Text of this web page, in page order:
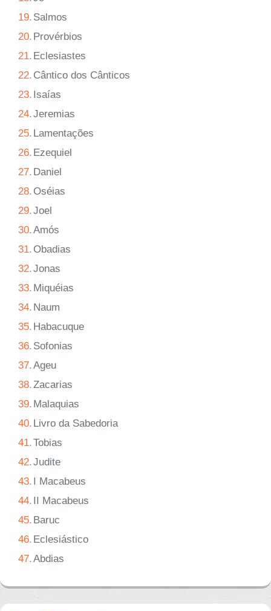
19. Salmos
20. Provérbios
21. Eclesiastes
22. Cântico dos Cânticos
23. Isaías
24.Jeremias
25. Lamentações
26. Ezequiel
27. Daniel
28. Oséias
29.Joel
30.Amós
31. Obadias
32.Jonas
33. Miquéias
34. Naum
35. Habacuque
36. Sofonias
37.Ageu
38.Zacarias
39. Malaquias
40. Livro da Sabedoria
41.Tobias
42.Judite
43. I Macabeus
44. II Macabeus
45. Baruc
46. Eclesiástico
47.Abdias